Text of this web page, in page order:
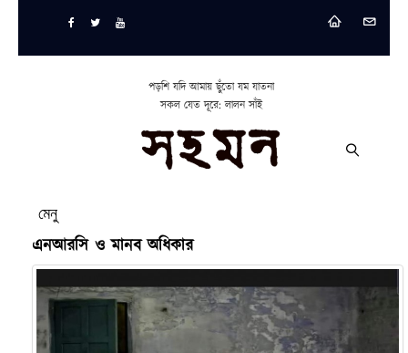
পড়শি যদি আমায় ছুঁতো যম যাতনা
সকল যেত দূরে: লালন সাঁই
মেনু
এনআরসি ও মানব অধিকার